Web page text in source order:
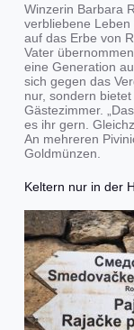
Winzerin Barbara
verbliebene
auf das Erbe von
Vater
eine Generation
sich gegen das
nur, sondern
Gästezimmer.
es ihr gern.
An mehreren
Goldmünzen.
Keltern nur in der